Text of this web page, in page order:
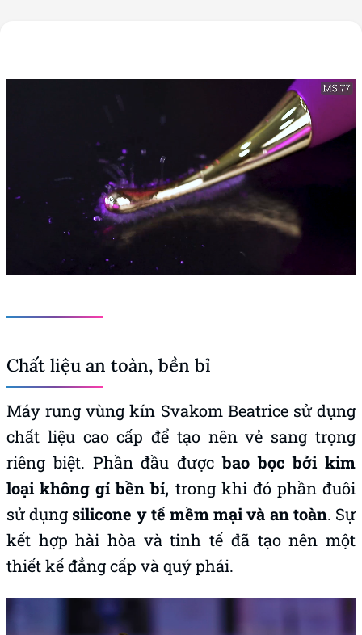
Chất liệu an toàn, bền bỉ
Máy rung vùng kín Svakom Beatrice sử dụng
chất liệu cao cấp để tạo nên vẻ sang trọng
riêng biệt. Phần đầu đượcbao bọc bởi kim
loại không gỉ bền bỉ, trong khi đó phần đuôi
sử dụng silicone y tế mềm mại và an toàn. Sự
kết hợp hài hòa và tinh tế đã tạo nên một
thiết kế đẳng cấp và quý phái.